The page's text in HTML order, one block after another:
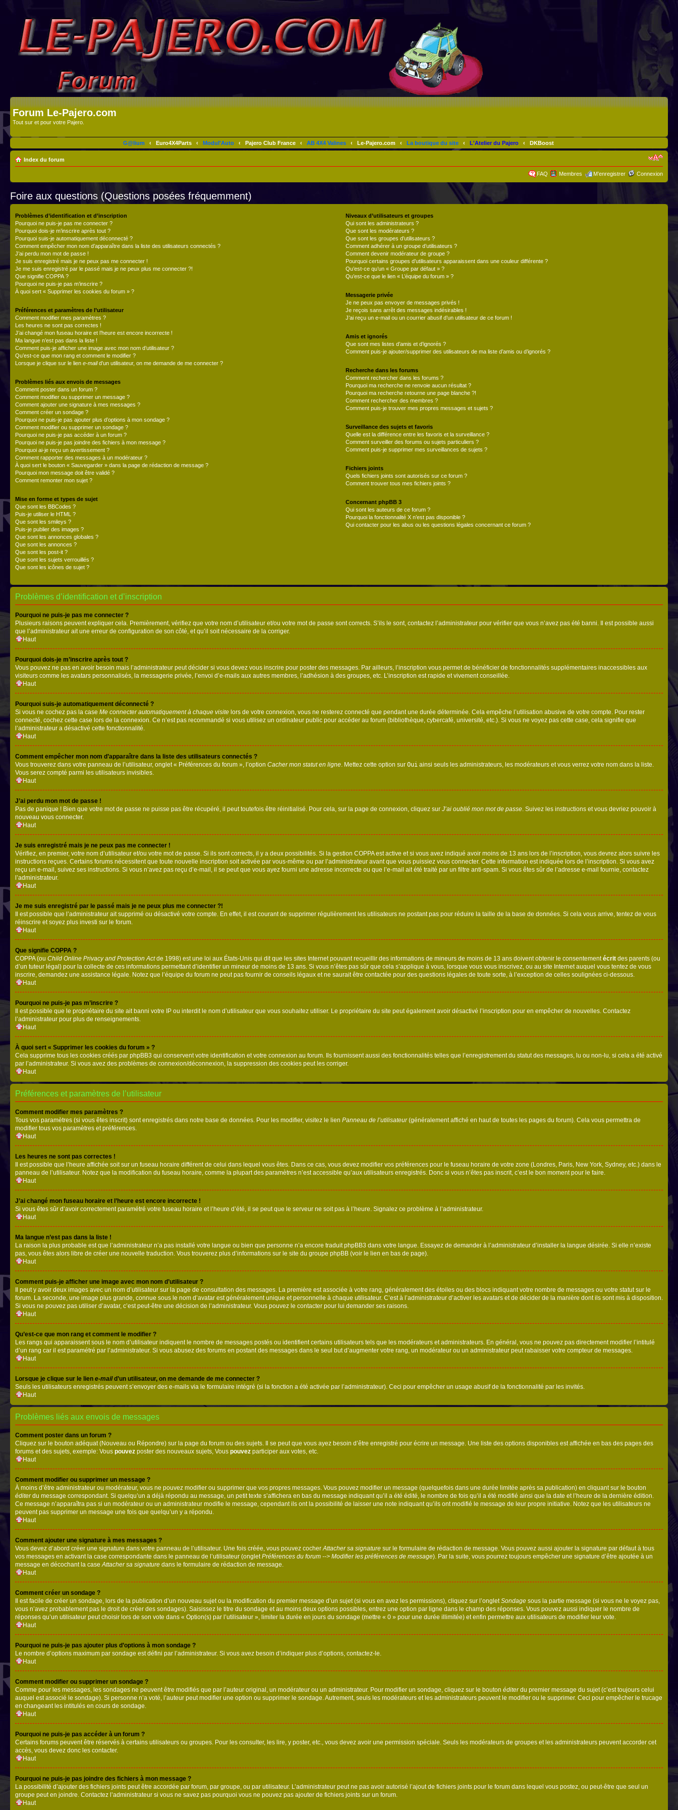
Forum Le-Pajero.com
Tout sur et pour votre Pajero.
G@lium ‹ Euro4X4Parts ‹ Modul'Auto ‹ Pajero Club France ‹ AB 4X4 Valines ‹ Le-Pajero.com ‹ La boutique du site ‹ L'Atelier du Pajero ‹ DKBoost
Index du forum
FAQ Membres M’enregistrer Connexion
Foire aux questions (Questions posées fréquemment)
Problèmes d’identification et d’inscription
Pourquoi ne puis-je pas me connecter ?
Pourquoi dois-je m’inscrire après tout ?
Pourquoi suis-je automatiquement déconnecté ?
Comment empêcher mon nom d’apparaître dans la liste des utilisateurs connectés ?
J’ai perdu mon mot de passe !
Je suis enregistré mais je ne peux pas me connecter !
Je me suis enregistré par le passé mais je ne peux plus me connecter ?!
Que signifie COPPA ?
Pourquoi ne puis-je pas m’inscrire ?
À quoi sert « Supprimer les cookies du forum » ?
Préférences et paramètres de l’utilisateur
Comment modifier mes paramètres ?
Les heures ne sont pas correctes !
J’ai changé mon fuseau horaire et l’heure est encore incorrecte !
Ma langue n’est pas dans la liste !
Comment puis-je afficher une image avec mon nom d’utilisateur ?
Qu’est-ce que mon rang et comment le modifier ?
Lorsque je clique sur le lien e-maild’un utilisateur, on me demande de me connecter ?
Problèmes liés aux envois de messages
Comment poster dans un forum ?
Comment modifier ou supprimer un message ?
Comment ajouter une signature à mes messages ?
Comment créer un sondage ?
Pourquoi ne puis-je pas ajouter plus d’options à mon sondage ?
Comment modifier ou supprimer un sondage ?
Pourquoi ne puis-je pas accéder à un forum ?
Pourquoi ne puis-je pas joindre des fichiers à mon message ?
Pourquoi ai-je reçu un avertissement ?
Comment rapporter des messages à un modérateur ?
À quoi sert le bouton « Sauvegarder » dans la page de rédaction de message ?
Pourquoi mon message doit être validé ?
Comment remonter mon sujet ?
Mise en forme et types de sujet
Que sont les BBCodes ?
Puis-je utiliser le HTML ?
Que sont les smileys ?
Puis-je publier des images ?
Que sont les annonces globales ?
Que sont les annonces ?
Que sont les post-it ?
Que sont les sujets verrouillés ?
Que sont les icônes de sujet ?
Niveaux d’utilisateurs et groupes
Qui sont les administrateurs ?
Que sont les modérateurs ?
Que sont les groupes d’utilisateurs ?
Comment adhérer à un groupe d’utilisateurs ?
Comment devenir modérateur de groupe ?
Pourquoi certains groupes d’utilisateurs apparaissent dans une couleur différente ?
Qu’est-ce qu’un « Groupe par défaut » ?
Qu’est-ce que le lien « L’équipe du forum » ?
Messagerie privée
Je ne peux pas envoyer de messages privés !
Je reçois sans arrêt des messages indésirables !
J’ai reçu un e-mail ou un courrier abusif d’un utilisateur de ce forum !
Amis et ignorés
Que sont mes listes d’amis et d’ignorés ?
Comment puis-je ajouter/supprimer des utilisateurs de ma liste d’amis ou d’ignorés ?
Recherche dans les forums
Comment rechercher dans les forums ?
Pourquoi ma recherche ne renvoie aucun résultat ?
Pourquoi ma recherche retourne une page blanche ?!
Comment rechercher des membres ?
Comment puis-je trouver mes propres messages et sujets ?
Surveillance des sujets et favoris
Quelle est la différence entre les favoris et la surveillance ?
Comment surveiller des forums ou sujets particuliers ?
Comment puis-je supprimer mes surveillances de sujets ?
Fichiers joints
Quels fichiers joints sont autorisés sur ce forum ?
Comment trouver tous mes fichiers joints ?
Concernant phpBB 3
Qui sont les auteurs de ce forum ?
Pourquoi la fonctionnalité X n’est pas disponible ?
Qui contacter pour les abus ou les questions légales concernant ce forum ?
Problèmes d’identification et d’inscription
Pourquoi ne puis-je pas me connecter ?
Plusieurs raisons peuvent expliquer cela. Premièrement, vérifiez que votre nom d’utilisateur et/ou votre mot de passe sont corrects. S’ils le sont, contactez l’administrateur pour vérifier que vous n’avez pas été banni. Il est possible aussi
que l’administrateur ait une erreur de configuration de son côté, et qu’il soit nécessaire de la corriger.
Haut
Pourquoi dois-je m’inscrire après tout ?
Vous pouvez ne pas en avoir besoin mais l’administrateur peut décider si vous devez vous inscrire pour poster des messages. Par ailleurs, l’inscription vous permet de bénéficier de fonctionnalités supplémentaires inaccessibles aux
visiteurs comme les avatars personnalisés, la messagerie privée, l’envoi d’e-mails aux autres membres, l’adhésion à des groupes, etc. L’inscription est rapide et vivement conseillée.
Haut
Pourquoi suis-je automatiquement déconnecté ?
Si vous ne cochez pas la case Me connecter automatiquement à chaque visite lors de votre connexion, vous ne resterez connecté que pendant une durée déterminée. Cela empêche l’utilisation abusive de votre compte. Pour rester
connecté, cochez cette case lors de la connexion. Ce n’est pas recommandé si vous utilisez un ordinateur public pour accéder au forum (bibliothèque, cybercafé, université, etc.). Si vous ne voyez pas cette case, cela signifie que
l’administrateur a désactivé cette fonctionnalité.
Haut
Comment empêcher mon nom d’apparaître dans la liste des utilisateurs connectés ?
Vous trouverez dans votre panneau de l’utilisateur, onglet « Préférences du forum », l’option Cacher mon statut en ligne . Mettez cette option sur Oui ainsi seuls les administrateurs, les modérateurs et vous verrez votre nom dans la liste.
Vous serez compté parmi les utilisateurs invisibles.
Haut
J’ai perdu mon mot de passe !
Pas de panique ! Bien que votre mot de passe ne puisse pas être récupéré, il peut toutefois être réinitialisé. Pour cela, sur la page de connexion, cliquez sur J’ai oublié mon mot de passe . Suivez les instructions et vous devriez pouvoir à
nouveau vous connecter.
Haut
Je suis enregistré mais je ne peux pas me connecter !
Vérifiez, en premier, votre nom d’utilisateur et/ou votre mot de passe. Si ils sont corrects, il y a deux possibilités. Si la gestion COPPA est active et si vous avez indiqué avoir moins de 13 ans lors de l’inscription, vous devrez alors suivre les
instructions reçues. Certains forums nécessitent que toute nouvelle inscription soit activée par vous-même ou par l’administrateur avant que vous puissiez vous connecter. Cette information est indiquée lors de l’inscription. Si vous avez
reçu un e-mail, suivez ses instructions. Si vous n’avez pas reçu d’e-mail, il se peut que vous ayez fourni une adresse incorrecte ou que l’e-mail ait été traité par un filtre anti-spam. Si vous êtes sûr de l’adresse e-mail fournie, contactez
l’administrateur.
Haut
Je me suis enregistré par le passé mais je ne peux plus me connecter ?!
Il est possible que l’administrateur ait supprimé ou désactivé votre compte. En effet, il est courant de supprimer régulièrement les utilisateurs ne postant pas pour réduire la taille de la base de données. Si cela vous arrive, tentez de vous
réinscrire et soyez plus investi sur le forum.
Haut
Que signifie COPPA ?
COPPA (ou Child Online Privacy and Protection Actde 1998) est une loi aux États-Unis qui dit que les sites Internet pouvant recueillir des informations de mineurs de moins de 13 ans doivent obtenir le consentementécrit des parents (ou
d’un tuteur légal) pour la collecte de ces informations permettant d’identifier un mineur de moins de 13 ans. Si vous n’êtes pas sûr que cela s’applique à vous, lorsque vous vous inscrivez, ou au site Internet auquel vous tentez de vous
inscrire, demandez une assistance légale. Notez que l’équipe du forum ne peut pas fournir de conseils légaux et ne saurait être contactée pour des questions légales de toute sorte, à l’exception de celles soulignées ci-dessous.
Haut
Pourquoi ne puis-je pas m’inscrire ?
Il est possible que le propriétaire du site ait banni votre IP ou interdit le nom d’utilisateur que vous souhaitez utiliser. Le propriétaire du site peut également avoir désactivé l’inscription pour en empêcher de nouvelles. Contactez
l’administrateur pour plus de renseignements.
Haut
À quoi sert « Supprimer les cookies du forum » ?
Cela supprime tous les cookies créés par phpBB3 qui conservent votre identification et votre connexion au forum. Ils fournissent aussi des fonctionnalités telles que l’enregistrement du statut des messages, lu ou non-lu, si cela a été activé
par l’administrateur. Si vous avez des problèmes de connexion/déconnexion, la suppression des cookies peut les corriger.
Haut
Préférences et paramètres de l’utilisateur
Comment modifier mes paramètres ?
Tous vos paramètres (si vous êtes inscrit) sont enregistrés dans notre base de données. Pour les modifier, visitez le lien Panneau de l’utilisateur(généralement affiché en haut de toutes les pages du forum). Cela vous permettra de
modifier tous vos paramètres et préférences.
Haut
Les heures ne sont pas correctes !
Il est possible que l’heure affichée soit sur un fuseau horaire différent de celui dans lequel vous êtes. Dans ce cas, vous devez modifier vos préférences pour le fuseau horaire de votre zone (Londres, Paris, New York, Sydney, etc.) dans le
panneau de l’utilisateur. Notez que la modification du fuseau horaire, comme la plupart des paramètres n’est accessible qu’aux utilisateurs enregistrés. Donc si vous n’êtes pas inscrit, c’est le bon moment pour le faire.
Haut
J’ai changé mon fuseau horaire et l’heure est encore incorrecte !
Si vous êtes sûr d’avoir correctement paramétré votre fuseau horaire et l’heure d’été, il se peut que le serveur ne soit pas à l’heure. Signalez ce problème à l’administrateur.
Haut
Ma langue n’est pas dans la liste !
La raison la plus probable est que l’administrateur n’a pas installé votre langue ou bien que personne n’a encore traduit phpBB3 dans votre langue. Essayez de demander à l’administrateur d’installer la langue désirée. Si elle n’existe
pas, vous êtes alors libre de créer une nouvelle traduction. Vous trouverez plus d’informations sur le site du groupe phpBB (voir le lien en bas de page).
Haut
Comment puis-je afficher une image avec mon nom d’utilisateur ?
Il peut y avoir deux images avec un nom d’utilisateur sur la page de consultation des messages. La première est associée à votre rang, généralement des étoiles ou des blocs indiquant votre nombre de messages ou votre statut sur le
forum. La seconde, une image plus grande, connue sous le nom d’avatar est généralement unique et personnelle à chaque utilisateur. C’est à l’administrateur d’activer les avatars et de décider de la manière dont ils sont mis à disposition.
Si vous ne pouvez pas utiliser d’avatar, c’est peut-être une décision de l’administrateur. Vous pouvez le contacter pour lui demander ses raisons.
Haut
Qu’est-ce que mon rang et comment le modifier ?
Les rangs qui apparaissent sous le nom d’utilisateur indiquent le nombre de messages postés ou identifient certains utilisateurs tels que les modérateurs et administrateurs. En général, vous ne pouvez pas directement modifier l’intitulé
d’un rang car il est paramétré par l’administrateur. Si vous abusez des forums en postant des messages dans le seul but d’augmenter votre rang, un modérateur ou un administrateur peut rabaisser votre compteur de messages.
Haut
Lorsque je clique sur le lien e-maild’un utilisateur, on me demande de me connecter ?
Seuls les utilisateurs enregistrés peuvent s’envoyer des e-mails via le formulaire intégré (si la fonction a été activée par l’administrateur). Ceci pour empêcher un usage abusif de la fonctionnalité par les invités.
Haut
Problèmes liés aux envois de messages
Comment poster dans un forum ?
Cliquez sur le bouton adéquat (Nouveau ou Répondre) sur la page du forum ou des sujets. Il se peut que vous ayez besoin d’être enregistré pour écrire un message. Une liste des options disponibles est affichée en bas des pages des
forums et des sujets, exemple: Vous pouvez poster des nouveaux sujets, Vous pouvez participer aux votes, etc.
Haut
Comment modifier ou supprimer un message ?
À moins d’être administrateur ou modérateur, vous ne pouvez modifier ou supprimer que vos propres messages. Vous pouvez modifier un message (quelquefois dans une durée limitée après sa publication) en cliquant sur le bouton
éditerdu message correspondant. Si quelqu’un a déjà répondu au message, un petit texte s’affichera en bas du message indiquant qu’il a été édité, le nombre de fois qu’il a été modifié ainsi que la date et l’heure de la dernière édition.
Ce message n’apparaîtra pas si un modérateur ou un administrateur modifie le message, cependant ils ont la possibilité de laisser une note indiquant qu’ils ont modifié le message de leur propre initiative. Notez que les utilisateurs ne
peuvent pas supprimer un message une fois que quelqu’un y a répondu.
Haut
Comment ajouter une signature à mes messages ?
Vous devez d’abord créer une signature dans votre panneau de l’utilisateur. Une fois créée, vous pouvez cocher Attacher sa signature sur le formulaire de rédaction de message. Vous pouvez aussi ajouter la signature par défaut à tous
vos messages en activant la case correspondante dans le panneau de l’utilisateur (ongletPréférences du forum --> Modifier les préférences de message). Par la suite, vous pourrez toujours empêcher une signature d’être ajoutée à un
message en décochant la case Attacher sa signature dans le formulaire de rédaction de message.
Haut
Comment créer un sondage ?
Il est facile de créer un sondage, lors de la publication d’un nouveau sujet ou la modification du premier message d’un sujet (si vous en avez les permissions), cliquez sur l’ongletSondage sous la partie message (si vous ne le voyez pas,
vous n’avez probablement pas le droit de créer des sondages). Saisissez le titre du sondage et au moins deux options possibles, entrez une option par ligne dans le champ des réponses. Vous pouvez aussi indiquer le nombre de
réponses qu’un utilisateur peut choisir lors de son vote dans « Option(s) par l’utilisateur », limiter la durée en jours du sondage (mettre « 0 » pour une durée illimitée) et enfin permettre aux utilisateurs de modifier leur vote.
Haut
Pourquoi ne puis-je pas ajouter plus d’options à mon sondage ?
Le nombre d’options maximum par sondage est défini par l’administrateur. Si vous avez besoin d’indiquer plus d’options, contactez-le.
Haut
Comment modifier ou supprimer un sondage ?
Comme pour les messages, les sondages ne peuvent être modifiés que par l’auteur original, un modérateur ou un administrateur. Pour modifier un sondage, cliquez sur le bouton éditerdu premier message du sujet (c’est toujours celui
auquel est associé le sondage). Si personne n’a voté, l’auteur peut modifier une option ou supprimer le sondage. Autrement, seuls les modérateurs et les administrateurs peuvent le modifier ou le supprimer. Ceci pour empêcher le trucage
en changeant les intitulés en cours de sondage.
Haut
Pourquoi ne puis-je pas accéder à un forum ?
Certains forums peuvent être réservés à certains utilisateurs ou groupes. Pour les consulter, les lire, y poster, etc., vous devez avoir une permission spéciale. Seuls les modérateurs de groupes et les administrateurs peuvent accorder cet
accès, vous devez donc les contacter.
Haut
Pourquoi ne puis-je pas joindre des fichiers à mon message ?
La possibilité d’ajouter des fichiers joints peut être accordée par forum, par groupe, ou par utilisateur. L’administrateur peut ne pas avoir autorisé l’ajout de fichiers joints pour le forum dans lequel vous postez, ou peut-être que seul un
groupe peut en joindre. Contactez l’administrateur si vous ne savez pas pourquoi vous ne pouvez pas ajouter de fichiers joints sur un forum.
Haut